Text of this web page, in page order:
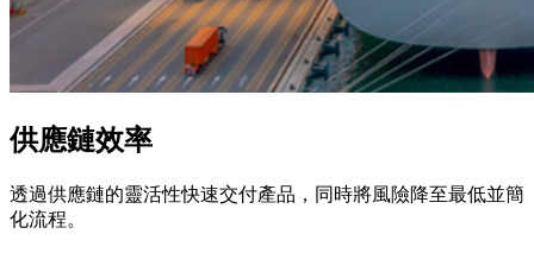
供應鏈效率
透過供應鏈的靈活性快速交付產品，同時將風險降至最低並簡
化流程。